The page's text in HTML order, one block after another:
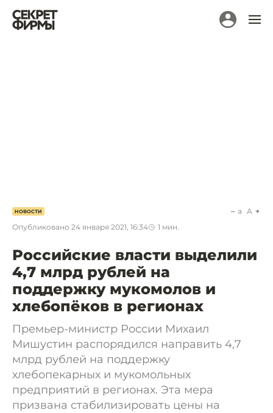
НОВОСТИ
Опубликовано 24 января 2021, 16:34 1 мин.
a A
Российские власти выделили
4,7 млрд рублей на
поддержку мукомолов и
хлебопёков в регионах
Премьер-министр России Михаил
Мишустин распорядился направить 4,7
млрд рублей на поддержку
хлебопекарных и мукомольных
предприятий в регионах. Эта мера
призвана стабилизировать цены на